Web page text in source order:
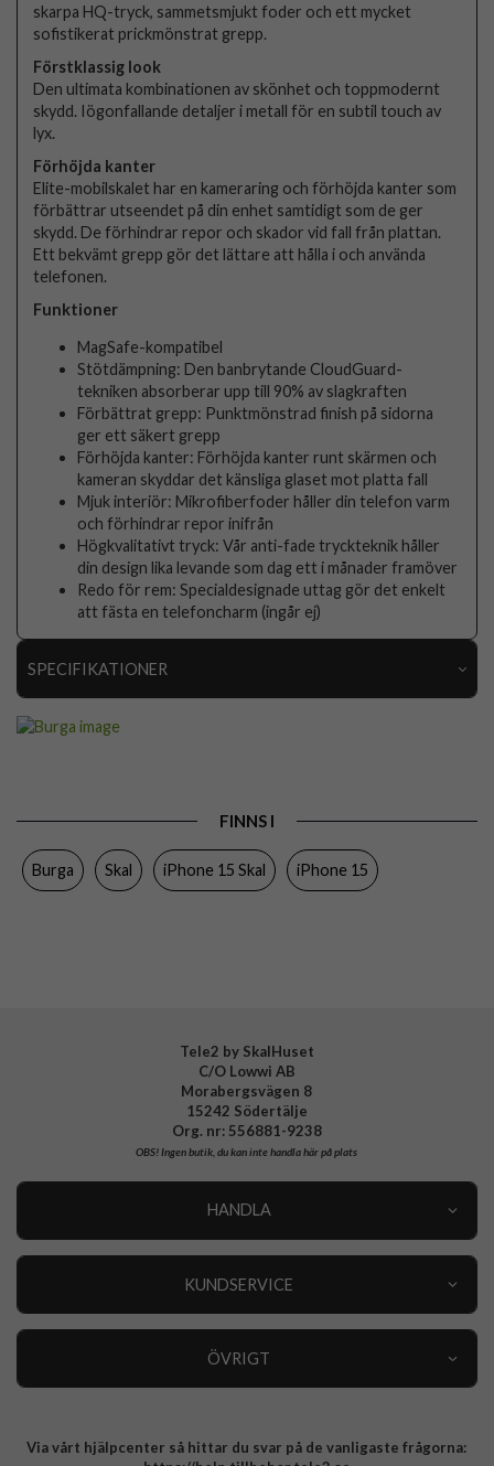
skarpa HQ-tryck, sammetsmjukt foder och ett mycket
sofistikerat prickmönstrat grepp.
Förstklassig look
Den ultimata kombinationen av skönhet och toppmodernt
skydd. Iögonfallande detaljer i metall för en subtil touch av
lyx.
Förhöjda kanter
Elite-mobilskalet har en kameraring och förhöjda kanter som
förbättrar utseendet på din enhet samtidigt som de ger
skydd. De förhindrar repor och skador vid fall från plattan.
Ett bekvämt grepp gör det lättare att hålla i och använda
telefonen.
Funktioner
MagSafe-kompatibel
Stötdämpning: Den banbrytande CloudGuard-
tekniken absorberar upp till 90% av slagkraften
Förbättrat grepp: Punktmönstrad finish på sidorna
ger ett säkert grepp
Förhöjda kanter: Förhöjda kanter runt skärmen och
kameran skyddar det känsliga glaset mot platta fall
Mjuk interiör: Mikrofiberfoder håller din telefon varm
och förhindrar repor inifrån
Högkvalitativt tryck: Vår anti-fade tryckteknik håller
din design lika levande som dag ett i månader framöver
Redo för rem: Specialdesignade uttag gör det enkelt
att fästa en telefoncharm (ingår ej)
SPECIFIKATIONER
Färg
FINNS I
Burga Skal iPhone 15 Skal iPhone 15
Tele2 by SkalHuset
C/O Lowwi AB
Morabergsvägen 8
15242 Södertälje
Org. nr: 556881-9238
OBS!Ingen butik, du kan inte handla här på plats
HANDLA
KUNDSERVICE
ÖVRIGT
Integritetspolicy
Via vårt hjälpcenter så hittar du svar på de vanligaste frågorna: